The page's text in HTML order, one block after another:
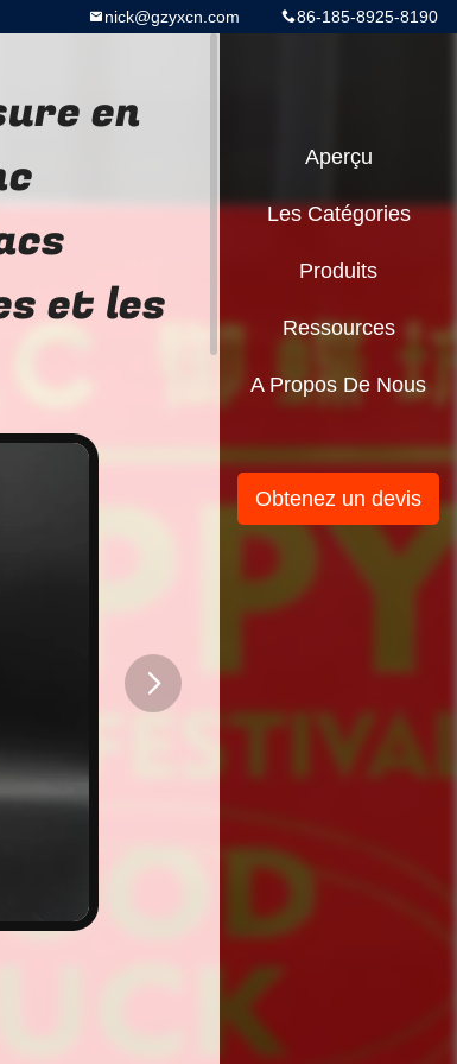
86-185-8925-8190
nick@gzyxcn.com
en
et les
Aperçu
Les Catégories
Produits
Ressources
A Propos De Nous
Obtenez un devis